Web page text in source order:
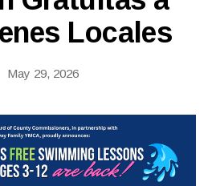
Locales
author
o
r
e
tt
o
May 29, 2026